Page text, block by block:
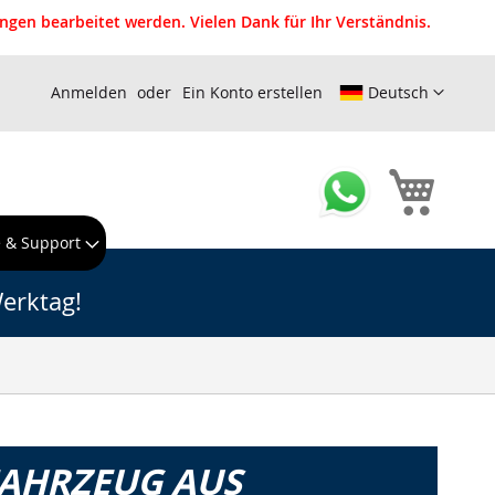
bearbeitet werden. Vielen Dank für Ihr Verständnis.
Deutsch
Anmelden Ein Konto erstellen
& Support
AUS